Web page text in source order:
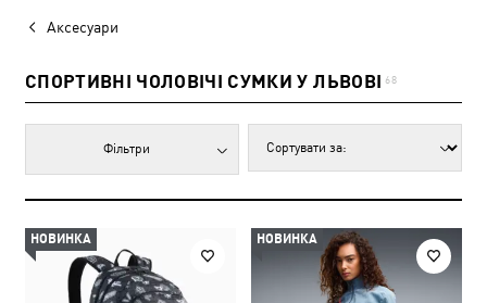
Аксесуари
СПОРТИВНІ ЧОЛОВІЧІ СУМКИ У ЛЬВОВІ 68
Фільтри
НОВИНКА НОВИНКА